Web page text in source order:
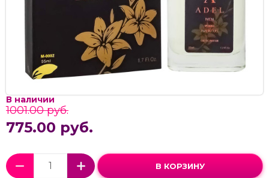
В наличии
1001.00 руб.
775.00 руб.
В КОРЗИНУ